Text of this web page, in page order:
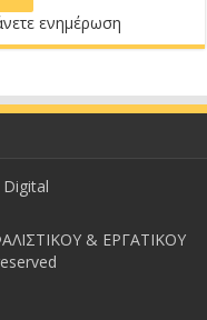
ενημέρωση
Digital
& ΕΡΓΑΤΙΚΟΥ